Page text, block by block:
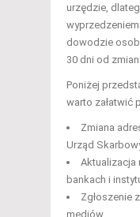
urzędzie,
dowodzie
30 dni od
Poniżej
warto załatwić
Zmiana
Urząd
Aktualizacja
bankach i
Zgłoszenie
mediów.